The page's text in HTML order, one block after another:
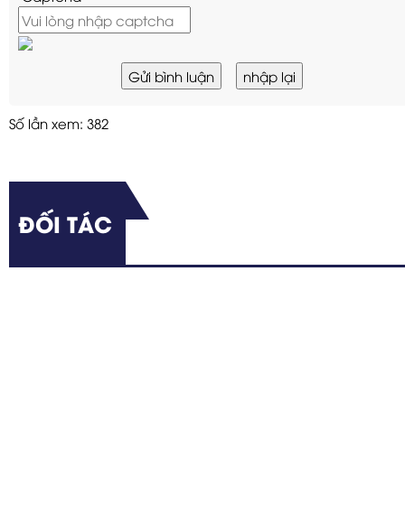
Gửi bình luận nhập lại
Số lần xem: 382
ĐỐI TÁC